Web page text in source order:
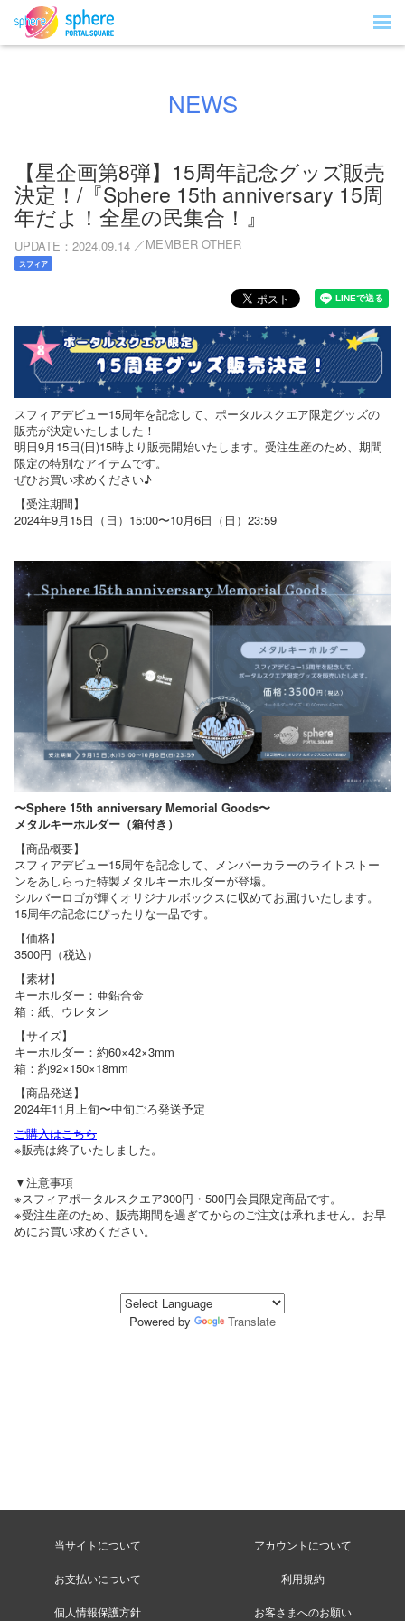
NEWS
【星企画第8弾】15周年記念グッズ販売
決定！/『Sphere 15th anniversary 15周
年だよ！全星の民集合！』
UPDATE 2024.09.14 MEMBER OTHER
スフィア
スフィアデビュー15周年を記念して、ポータルスクエア限定グッズの
販売が決定いたしました！
明日9月15日(日)15時より販売開始いたします。受注生産のため、期間
限定の特別なアイテムです。
ぜひお買い求めください♪
【受注期間】
2024年9月15日（日）15:00〜10月6日（日）23:59
〜Sphere 15th anniversary Memorial Goods〜
メタルキーホルダー（箱付き）
【商品概要】
スフィアデビュー15周年を記念して、メンバーカラーのライトストー
ンをあしらった特製メタルキーホルダーが登場。
シルバーロゴが輝くオリジナルボックスに収めてお届けいたします。
15周年の記念にぴったりな一品です。
【価格】
3500円（税込）
【素材】
キーホルダー：亜鉛合金
箱：紙、ウレタン
【サイズ】
キーホルダー：約60×42×3mm
箱：約92×150×18mm
【商品発送】
2024年11月上旬〜中旬ごろ発送予定
ご購入はこちら
※販売は終了いたしました。
▼注意事項
※スフィアポータルスクエア300円・500円会員限定商品です。
※受注生産のため、販売期間を過ぎてからのご注文は承れません。お早
めにお買い求めください。
Powered by Translate
当サイトについて アカウントについて
お支払いについて 利用規約
個人情報保護方針 お客さまへのお願い